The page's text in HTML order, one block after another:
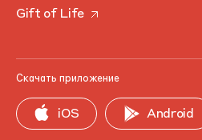
Gift of Life
Скачать приложение
iOS Android